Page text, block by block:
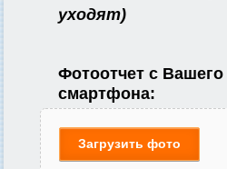
уходят)
Фотоотчет с Вашего
смартфона:
Загрузить фото